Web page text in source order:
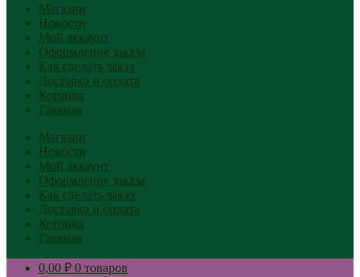
Магазин
Новости
Мой аккаунт
Оформление заказа
Как сделать заказ
Доставка и оплата
Корзина
Главная
Магазин
Новости
Мой аккаунт
Оформление заказа
Как сделать заказ
Доставка и оплата
Корзина
Главная
0,00 ₽ 0 товаров